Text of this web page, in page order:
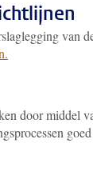
van
door middel